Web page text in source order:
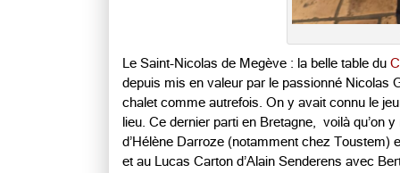
Le Saint-Nicolas de Megève : la belle table du
depuis mis en valeur par le passionné Nicolas
chalet comme autrefois. On y avait connu le
lieu. Ce dernier parti en Bretagne, voilà qu’on
d’Hélène Darroze (notamment chez
et au Lucas Carton d’Alain Senderens avec